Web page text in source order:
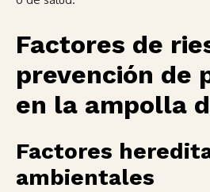
Factores de
prevención de
en la ampolla
Factores
ambientales